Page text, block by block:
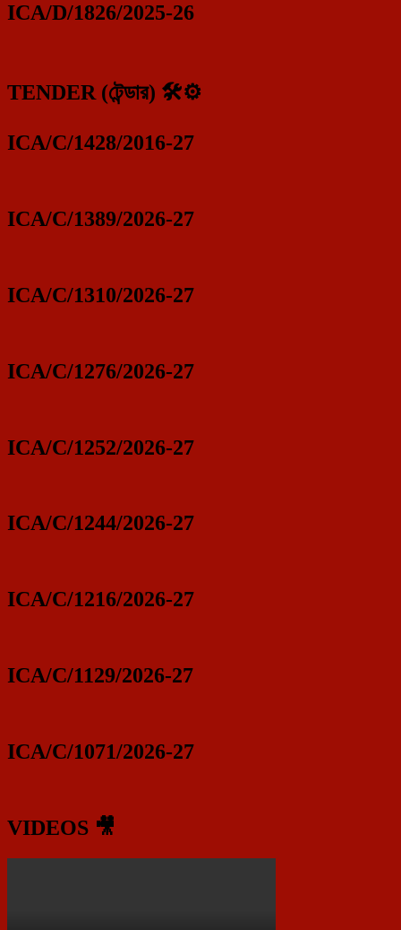
ICA/D/1826/2025-26
TENDER (টেন্ডার) 🛠️⚙️
ICA/C/1428/2016-27
ICA/C/1389/2026-27
ICA/C/1310/2026-27
ICA/C/1276/2026-27
ICA/C/1252/2026-27
ICA/C/1244/2026-27
ICA/C/1216/2026-27
ICA/C/1129/2026-27
ICA/C/1071/2026-27
VIDEOS 🎥